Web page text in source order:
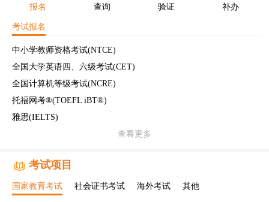
报名 查询 验证 补办
考试报名
中小学教师资格考试(NTCE)
全国大学英语四、六级考试(CET)
全国计算机等级考试(NCRE)
托福网考®(TOEFL iBT®)
雅思(IELTS)
查看更多
考试项目
国家教育考试 社会证书考试 海外考试 其他